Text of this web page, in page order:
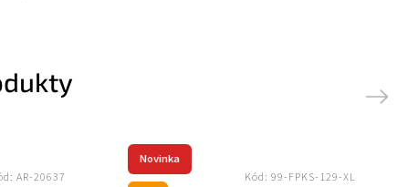
AR-20637
Novinka
Kód: 99-FPKS-129-XL
Next